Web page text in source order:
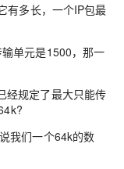
有多长，一个IP包最
单元是1500，那一
经规定了最大只能传
我们一个64k的数